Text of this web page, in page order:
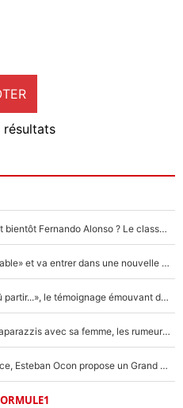
résultats
Max Verstappen, Lewis Hamilton… et bientôt Fernando Alonso ? Le classement des pilotes les mieux payés en Formule 1 risque de changer !
F1 - Alpine signe un accord «impensable» et va entrer dans une nouvelle dimension : Grande nouvelle pour Pierre Gasly !
F1 : « Je lui ai fait un câlin, puis j’ai dû partir...», le témoignage émouvant de Max Verstappen sur sa fille
F1 : Charles Leclerc surpris par les paparazzis avec sa femme, les rumeurs étaient vraies !
Comme pour le final du Tour de France, Esteban Ocon propose un Grand Prix de Formule 1 à Paris : «Autour de l’Arc de Triomphe, ce serait génial» !